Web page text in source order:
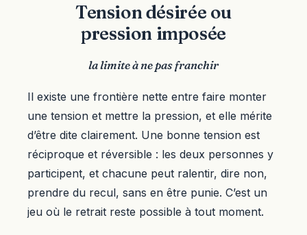
Tension désirée ou
pression imposée
la limite à ne pas franchir
Il existe une frontière nette entre faire monter
une tension et mettre la pression, et elle mérite
d’être dite clairement. Une bonne tension est
réciproque et réversible : les deux personnes y
participent, et chacune peut ralentir, dire non,
prendre du recul, sans en être punie. C’est un
jeu où le retrait reste possible à tout moment.